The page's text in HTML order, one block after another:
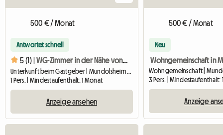
500 € / Monat
Antwortet schnell
5 (1) | WG-Zimmer in der Nähe von Straßburg
1 Pers. | Mindestaufenthalt: 1 Monat
Anzeige ansehen
500 € / Monat
Neu
3 Pers. | Mindestaufenthalt:
Anzeige